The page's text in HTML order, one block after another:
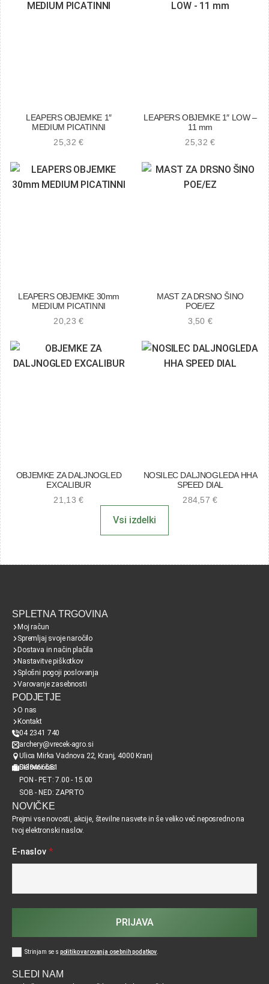
LEAPERS OBJEMKE 1″
MEDIUM PICATINNI
25,32€
LEAPERS OBJEMKE 1″ LOW –
11 mm
25,32€
LEAPERS OBJEMKE 30mm
MEDIUM PICATINNI
20,23€
MAST ZA DRSNO ŠINO
POE/EZ
3,50€
OBJEMKE ZA DALJNOGLED
EXCALIBUR
21,13€
NOSILEC DALJNOGLEDA HHA
SPEED DIAL
284,57€
Vsi izdelki
SPLETNA TRGOVINA
Moj račun
Spremljaj svoje naročilo
Dostava in način plačila
Nastavitve piškotkov
Splošni pogoji poslovanja
Varovanje zasebnosti
PODJETJE
O nas
Kontakt
04 2341 740
archery@vrecek-agro.si
Ulica Mirka Vadnova 22, Kranj, 4000 Kranj
SI38466651
Delovni čas
PON - PET: 7.00 - 15.00
SOB - NED: ZAPRTO
NOVIČKE
Prejmi vse novosti, akcije, številne nasvete in še veliko več neposredno na
tvoj elektronski naslov.
E-naslov *
Strinjam se s politiko varovanja osebnih podatkov
PRIJAVA
SLEDI NAM